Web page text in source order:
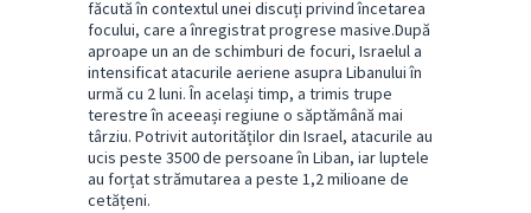
făcută în contextul unei discuți privind încetarea
focului, care a înregistrat progrese masive.După
aproape un an de schimburi de focuri, Israelul a
intensificat atacurile aeriene asupra Libanului în
urmă cu 2 luni. În același timp, a trimis trupe
terestre în aceeași regiune o săptămână mai
târziu. Potrivit autorităților din Israel, atacurile au
ucis peste 3500 de persoane în Liban, iar luptele
au forțat strămutarea a peste 1,2 milioane de
cetățeni.